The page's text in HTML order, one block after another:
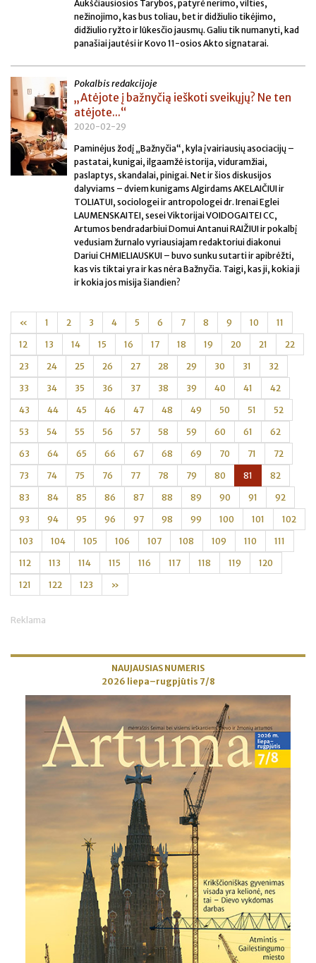
Aukščiausiosios Tarybos, patyrė nerimo, vilties,
nežinojimo, kas bus toliau, bet ir didžiulio tikėjimo,
didžiulio ryžto ir lūkesčio jausmų. Galiu tik numanyti, kad
panašiai jautėsi ir Kovo 11-osios Akto signatarai.
Pokalbis redakcijoje
„Atėjote į bažnyčią ieškoti sveikųjų? Ne ten
atėjote...“
2020-02-29
Paminėjus žodį „Bažnyčia“, kyla įvairiausių asociacijų –
pastatai, kunigai, ilgaamžė istorija, viduramžiai,
paslaptys, skandalai, pinigai. Net ir šios diskusijos
dalyviams – dviem kunigams Algirdams AKELAIČIUI ir
TOLIATUI, sociologei ir antropologei dr. Irenai Eglei
LAUMENSKAITEI, sesei Viktorijai VOIDOGAITEI CC,
Artumos bendradarbiui Domui Antanui RAIŽIUI ir pokalbį
vedusiam žurnalo vyriausiajam redaktoriui diakonui
Dariui CHMIELIAUSKUI – buvo sunku sutarti ir apibrėžti,
kas vis tiktai yra ir kas nėra Bažnyčia. Taigi, kas ji, kokia ji
ir kokia jos misija šiandien?
« 1 2 3 4 5 6 7 8 9 10 11
12 13 14 15 16 17 18 19 20 21 22
23 24 25 26 27 28 29 30 31 32
33 34 35 36 37 38 39 40 41 42
43 44 45 46 47 48 49 50 51 52
53 54 55 56 57 58 59 60 61 62
63 64 65 66 67 68 69 70 71 72
73 74 75 76 77 78 79 80 81 82
83 84 85 86 87 88 89 90 91 92
93 94 95 96 97 98 99 100 101 102
103 104 105 106 107 108 109 110 111
112 113 114 115 116 117 118 119 120
121 122 123 »
Reklama
NAUJAUSIAS NUMERIS
2026 liepa–rugpjūtis 7/8